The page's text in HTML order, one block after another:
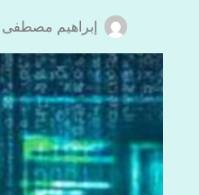
إبراهيم مصطفى